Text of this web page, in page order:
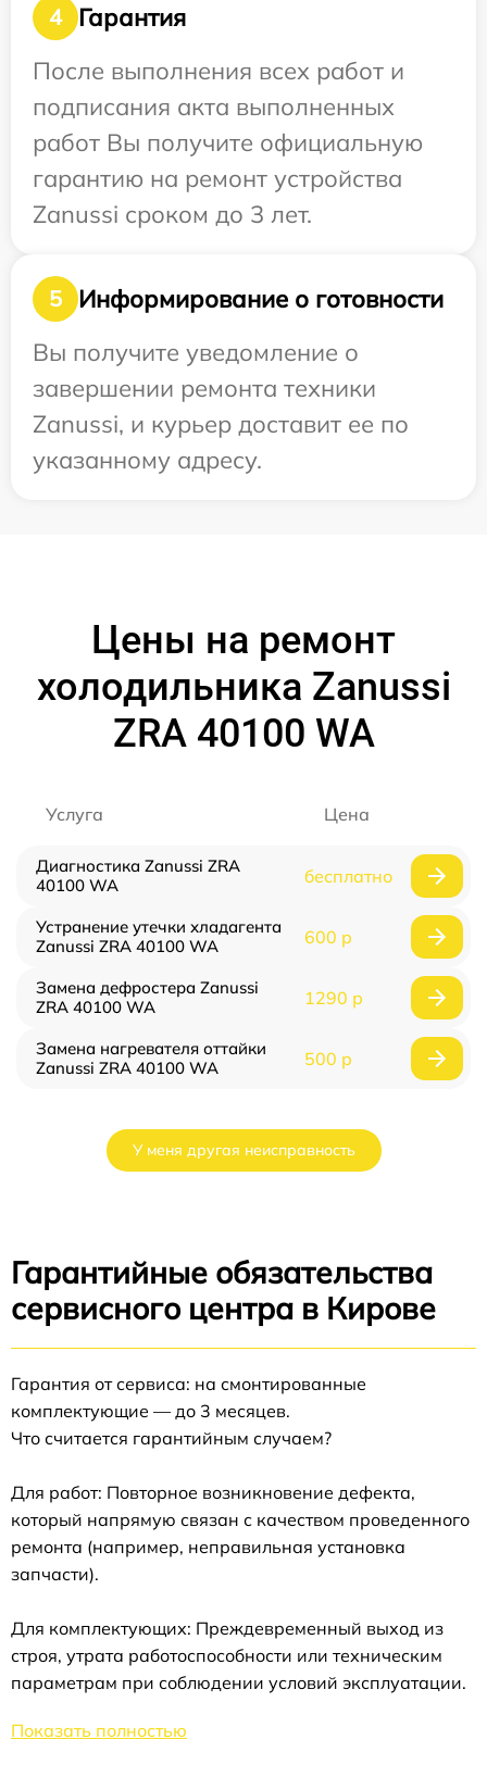
4
Гарантия
После выполнения всех работ и
подписания акта выполненных
работ Вы получите официальную
гарантию на ремонт устройства
Zanussi сроком до 3 лет.
5
Информирование о готовности
Вы получите уведомление о
завершении ремонта техники
Zanussi, и курьер доставит ее по
указанному адресу.
Цены на ремонт
холодильника Zanussi
ZRA 40100 WA
Услуга Цена
Диагностика Zanussi ZRA
40100 WA
бесплатно
Устранение утечки хладагента
Zanussi ZRA 40100 WA
600 р
Замена дефростера Zanussi
ZRA 40100 WA
1290 р
Замена нагревателя оттайки
Zanussi ZRA 40100 WA
500 р
У меня другая неисправность
Гарантийные обязательства
сервисного центра в Кирове
Гарантия от сервиса: на смонтированные
комплектующие — до 3 месяцев.
Что считается гарантийным случаем?
Для работ: Повторное возникновение дефекта,
который напрямую связан с качеством проведенного
ремонта (например, неправильная установка
запчасти).
Для комплектующих: Преждевременный выход из
строя, утрата работоспособности или техническим
параметрам при соблюдении условий эксплуатации.
Показать полностью